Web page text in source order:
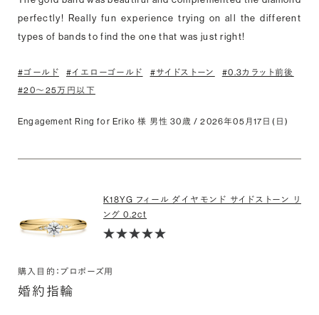
perfectly! Really fun experience trying on all the different
types of bands to find the one that was just right!
#ゴールド #イエローゴールド #サイドストーン
#0.3カラット前後
#20〜25万円以下
Engagement Ring for Eriko 様 男性 30歳 / 2026年05月17日(日)
K18YG フィール ダイヤモンド サイドストーン リ
ング 0.2ct
購入目的：プロポーズ用
婚約指輪